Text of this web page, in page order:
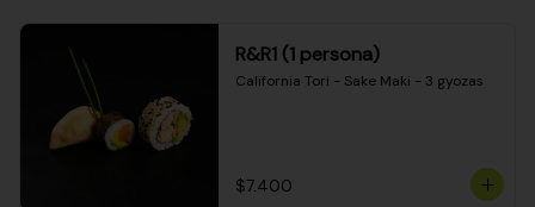
R&R1 (1 persona)
California Tori - Sake Maki - 3 gyozas
$7.400